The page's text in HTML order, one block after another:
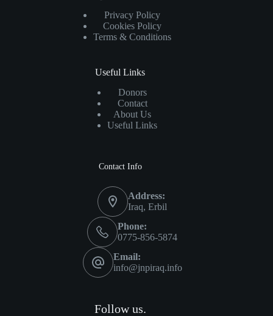
Privacy Policy
Cookies Policy
Terms & Conditions
Useful Links
Donors
Contact
About Us
Useful Links
Contact Info
Address:
Iraq, Erbil
Phone:
0775-856-5874
Email:
info@jnpiraq.info
Follow us.